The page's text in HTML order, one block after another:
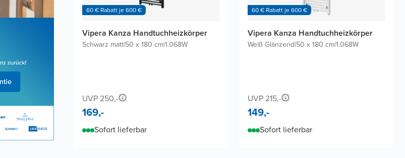
60 € Rabatt je 600 €
Vipera Kanza Handtuchheizkörper
Schwarz matt|50 x 180 cm|1.068W
UVP 250,-
169,-
Sofort lieferbar
60 € Rabatt je 600 €
Vipera Kanza Handtuchheizkörper
Weiß Glänzend|50 x 180 cm|1.068W
UVP 215,-
149,-
Sofort lieferbar